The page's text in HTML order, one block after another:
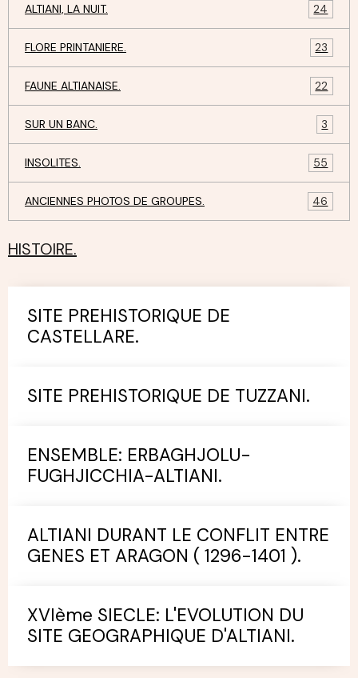
ALTIANI, LA NUIT. 24
FLORE PRINTANIERE. 23
FAUNE ALTIANAISE. 22
SUR UN BANC. 3
INSOLITES. 55
ANCIENNES PHOTOS DE GROUPES. 46
HISTOIRE.
SITE PREHISTORIQUE DE
CASTELLARE.
SITE PREHISTORIQUE DE TUZZANI.
ENSEMBLE: ERBAGHJOLU-
FUGHJICCHIA-ALTIANI.
ALTIANI DURANT LE CONFLIT ENTRE
GENES ET ARAGON ( 1296-1401 ).
XVIème SIECLE: L'EVOLUTION DU
SITE GEOGRAPHIQUE D'ALTIANI.